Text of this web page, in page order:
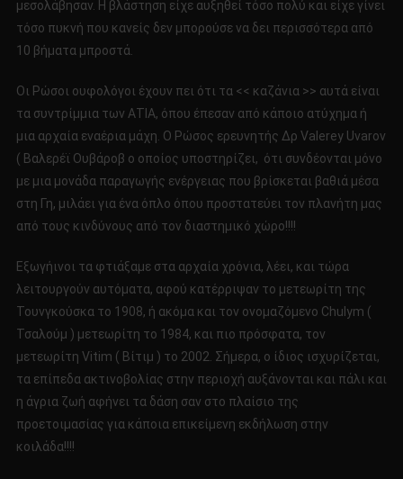
μεσολάβησαν. Η βλάστηση είχε αυξηθεί τόσο πολύ και είχε γίνει
τόσο πυκνή που κανείς δεν μπορούσε να δει περισσότερα από
10 βήματα μπροστά.
Οι Ρώσοι ουφολόγοι έχουν πει ότι τα << καζάνια >> αυτά είναι
τα συντρίμμια των ΑΤΙΑ, όπου έπεσαν από κάποιο ατύχημα ή
μια αρχαία εναέρια μάχη. Ο Ρώσος ερευνητής Δρ Valerey Uvarov
( Βαλερέϊ Ουβάροβ ο οποίος υποστηρίζει, ότι συνδέονται μόνο
με μια μονάδα παραγωγής ενέργειας που βρίσκεται βαθιά μέσα
στη Γη, μιλάει για ένα όπλο όπου προστατεύει τον πλανήτη μας
από τους κινδύνους από τον διαστημικό χώρο!!!!
Εξωγήινοι τα φτιάξαμε στα αρχαία χρόνια, λέει, και τώρα
λειτουργούν αυτόματα, αφού κατέρριψαν το μετεωρίτη της
Τουνγκούσκα το 1908, ή ακόμα και τον ονομαζόμενο Chulym (
Τσαλούμ ) μετεωρίτη το 1984, και πιο πρόσφατα, τον
μετεωρίτη Vitim ( Βίτιμ ) το 2002. Σήμερα, ο ίδιος ισχυρίζεται,
τα επίπεδα ακτινοβολίας στην περιοχή αυξάνονται και πάλι και
η άγρια ζωή αφήνει τα δάση σαν στο πλαίσιο της
προετοιμασίας για κάποια επικείμενη εκδήλωση στην
κοιλάδα!!!!